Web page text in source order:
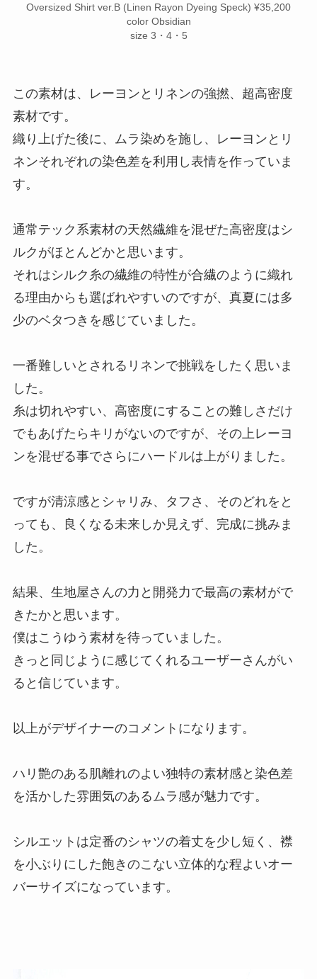
Oversized Shirt ver.B (Linen Rayon Dyeing Speck) ¥35,200
color Obsidian
size 3・4・5
この素材は、レーヨンとリネンの強撚、超高密度
素材です。
織り上げた後に、ムラ染めを施し、レーヨンとリ
ネンそれぞれの染色差を利用し表情を作っていま
す。
通常テック系素材の天然繊維を混ぜた高密度はシ
ルクがほとんどかと思います。
それはシルク糸の繊維の特性が合繊のように織れ
る理由からも選ばれやすいのですが、真夏には多
少のベタつきを感じていました。
一番難しいとされるリネンで挑戦をしたく思いま
した。
糸は切れやすい、高密度にすることの難しさだけ
でもあげたらキリがないのですが、その上レーヨ
ンを混ぜる事でさらにハードルは上がりました。
ですが清涼感とシャリみ、タフさ、そのどれをと
っても、良くなる未来しか見えず、完成に挑みま
した。
結果、生地屋さんの力と開発力で最高の素材がで
きたかと思います。
僕はこうゆう素材を待っていました。
きっと同じように感じてくれるユーザーさんがい
ると信じています。
以上がデザイナーのコメントになります。
ハリ艶のある肌離れのよい独特の素材感と染色差
を活かした雰囲気のあるムラ感が魅力です。
シルエットは定番のシャツの着丈を少し短く、襟
を小ぶりにした飽きのこない立体的な程よいオー
バーサイズになっています。